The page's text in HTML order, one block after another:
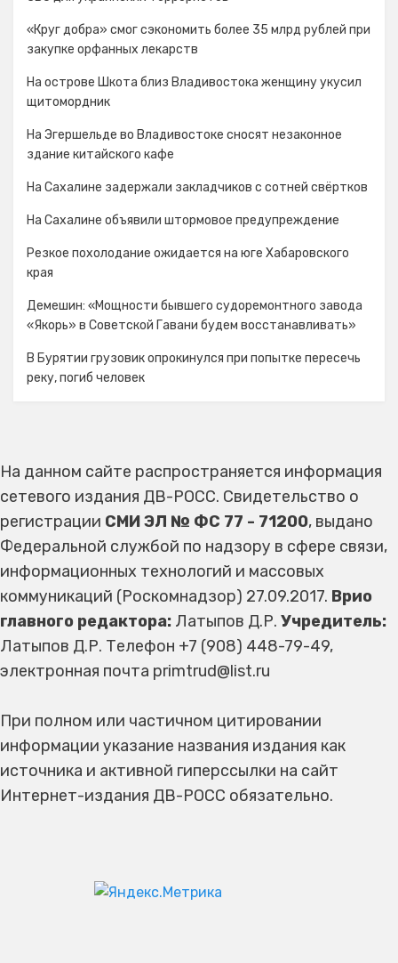
«Круг добра» смог сэкономить более 35 млрд рублей при
закупке орфанных лекарств
На острове Шкота близ Владивостока женщину укусил
щитомордник
На Эгершельде во Владивостоке сносят незаконное
здание китайского кафе
На Сахалине задержали закладчиков с сотней свёртков
На Сахалине объявили штормовое предупреждение
Резкое похолодание ожидается на юге Хабаровского
края
Демешин: «Мощности бывшего судоремонтного завода
«Якорь» в Советской Гавани будем восстанавливать»
В Бурятии грузовик опрокинулся при попытке пересечь
реку, погиб человек
На данном сайте распространяется информация
сетевого издания ДВ-РОСС. Свидетельство о
регистрации СМИ ЭЛ № ФС 77 - 71200, выдано
Федеральной службой по надзору в сфере связи,
информационных технологий и массовых
коммуникаций (Роскомнадзор) 27.09.2017. Врио
главного редактора: Латыпов Д.Р. Учредитель:
Латыпов Д.Р. Телефон +7 (908) 448-79-49,
электронная почта primtrud@list.ru
При полном или частичном цитировании
информации указание названия издания как
источника и активной гиперссылки на сайт
Интернет-издания ДВ-РОСС обязательно.